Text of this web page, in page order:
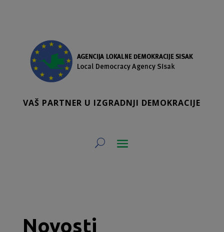
VAŠ PARTNER U IZGRADNJI DEMOKRACIJE
Novosti